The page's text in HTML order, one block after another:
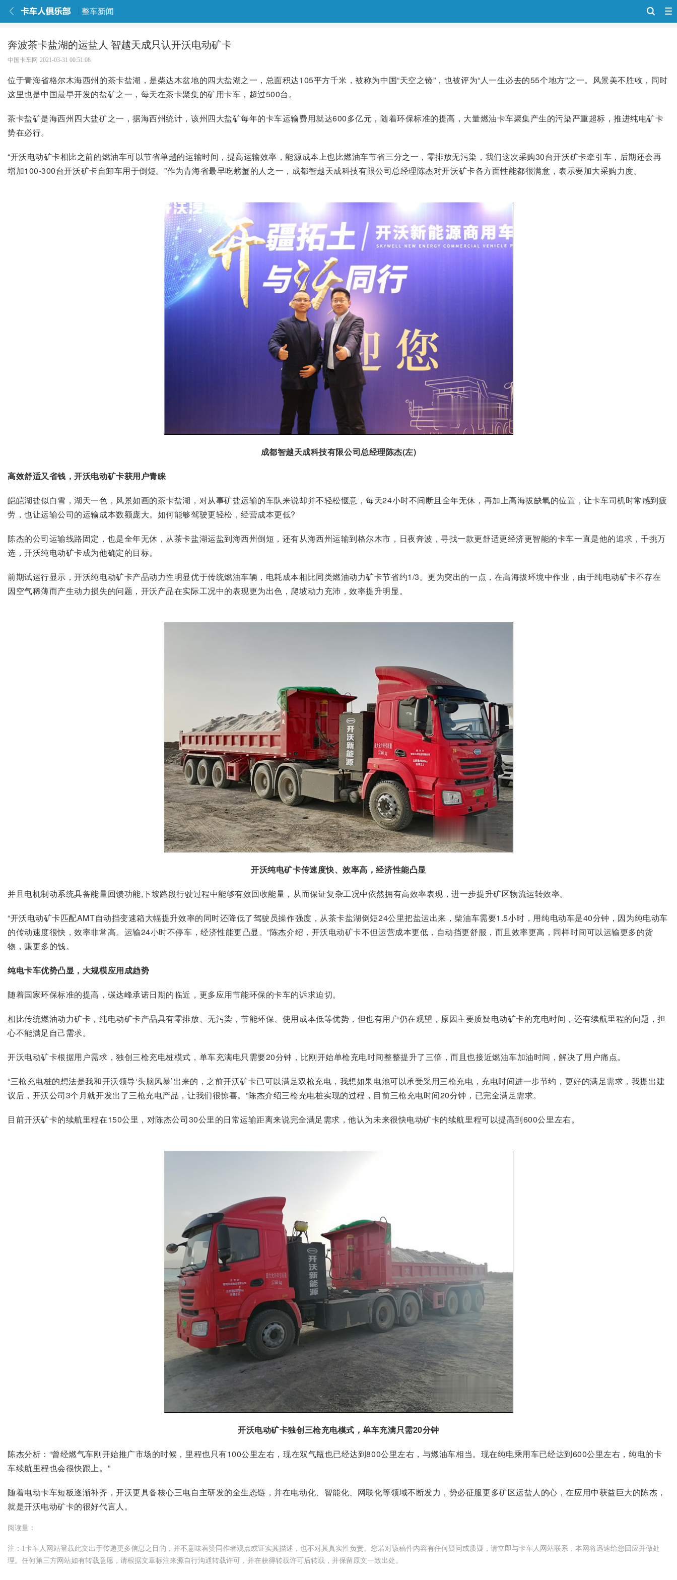
整车新闻
奔波茶卡盐湖的运盐人 智越天成只认开沃电动矿卡
中国卡车网 2021-03-31 00:51:08
位于青海省格尔木海西州的茶卡盐湖，是柴达木盆地的四大盐湖之一，总面积达105平方千米，被称为中国“天空之镜”，也被评为“人一生必去的55个地方”之一。风景美不胜收，同时
这里也是中国最早开发的盐矿之一，每天在茶卡聚集的矿用卡车，超过500台。
茶卡盐矿是海西州四大盐矿之一，据海西州统计，该州四大盐矿每年的卡车运输费用就达600多亿元，随着环保标准的提高，大量燃油卡车聚集产生的污染严重超标，推进纯电矿卡
势在必行。
“开沃电动矿卡相比之前的燃油车可以节省单趟的运输时间，提高运输效率，能源成本上也比燃油车节省三分之一，零排放无污染，我们这次采购30台开沃矿卡牵引车，后期还会再
增加100-300台开沃矿卡自卸车用于倒短。”作为青海省最早吃螃蟹的人之一，成都智越天成科技有限公司总经理陈杰对开沃矿卡各方面性能都很满意，表示要加大采购力度。
成都智越天成科技有限公司总经理陈杰(左)
高效舒适又省钱，开沃电动矿卡获用户青睐
皑皑湖盐似白雪，湖天一色，风景如画的茶卡盐湖，对从事矿盐运输的车队来说却并不轻松惬意，每天24小时不间断且全年无休，再加上高海拔缺氧的位置，让卡车司机时常感到疲
劳，也让运输公司的运输成本数额庞大。如何能够驾驶更轻松，经营成本更低?
陈杰的公司运输线路固定，也是全年无休，从茶卡盐湖运盐到海西州倒短，还有从海西州运输到格尔木市，日夜奔波，寻找一款更舒适更经济更智能的卡车一直是他的追求，千挑万
选，开沃纯电动矿卡成为他确定的目标。
前期试运行显示，开沃纯电动矿卡产品动力性明显优于传统燃油车辆，电耗成本相比同类燃油动力矿卡节省约1/3。更为突出的一点，在高海拔环境中作业，由于纯电动矿卡不存在
因空气稀薄而产生动力损失的问题，开沃产品在实际工况中的表现更为出色，爬坡动力充沛，效率提升明显。
开沃纯电矿卡传速度快、效率高，经济性能凸显
并且电机制动系统具备能量回馈功能,下坡路段行驶过程中能够有效回收能量，从而保证复杂工况中依然拥有高效率表现，进一步提升矿区物流运转效率。
“开沃电动矿卡匹配AMT自动挡变速箱大幅提升效率的同时还降低了驾驶员操作强度，从茶卡盐湖倒短24公里把盐运出来，柴油车需要1.5小时，用纯电动车是40分钟，因为纯电动车
的传动速度很快，效率非常高。运输24小时不停车，经济性能更凸显。”陈杰介绍，开沃电动矿卡不但运营成本更低，自动挡更舒服，而且效率更高，同样时间可以运输更多的货
物，赚更多的钱。
纯电卡车优势凸显，大规模应用成趋势
随着国家环保标准的提高，碳达峰承诺日期的临近，更多应用节能环保的卡车的诉求迫切。
相比传统燃油动力矿卡，纯电动矿卡产品具有零排放、无污染，节能环保、使用成本低等优势，但也有用户仍在观望，原因主要质疑电动矿卡的充电时间，还有续航里程的问题，担
心不能满足自己需求。
开沃电动矿卡根据用户需求，独创三枪充电桩模式，单车充满电只需要20分钟，比刚开始单枪充电时间整整提升了三倍，而且也接近燃油车加油时间，解决了用户痛点。
“三枪充电桩的想法是我和开沃领导‘头脑风暴’出来的，之前开沃矿卡已可以满足双枪充电，我想如果电池可以承受采用三枪充电，充电时间进一步节约，更好的满足需求，我提出建
议后，开沃公司3个月就开发出了三枪充电产品，让我们很惊喜。”陈杰介绍三枪充电桩实现的过程，目前三枪充电时间20分钟，已完全满足需求。
目前开沃矿卡的续航里程在150公里，对陈杰公司30公里的日常运输距离来说完全满足需求，他认为未来很快电动矿卡的续航里程可以提高到600公里左右。
开沃电动矿卡独创三枪充电模式，单车充满只需20分钟
陈杰分析：“曾经燃气车刚开始推广市场的时候，里程也只有100公里左右，现在双气瓶也已经达到800公里左右，与燃油车相当。现在纯电乘用车已经达到600公里左右，纯电的卡
车续航里程也会很快跟上。”
随着电动卡车短板逐渐补齐，开沃更具备核心三电自主研发的全生态链，并在电动化、智能化、网联化等领域不断发力，势必征服更多矿区运盐人的心，在应用中获益巨大的陈杰，
就是开沃电动矿卡的很好代言人。
阅读量：
注：1卡车人网站登载此文出于传递更多信息之目的，并不意味着赞同作者观点或证实其描述，也不对其真实性负责。您若对该稿件内容有任何疑问或质疑，请立即与卡车人网站联系，本网将迅速给您回应并做处
理。任何第三方网站如有转载意愿，请根据文章标注来源自行沟通转载许可，并在获得转载许可后转载，并保留原文一致出处。